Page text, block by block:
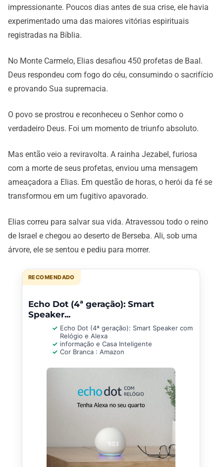
impressionante. Poucos dias antes de sua crise, ele havia
experimentado uma das maiores vitórias espirituais
registradas na Bíblia.
No Monte Carmelo, Elias desafiou 450 profetas de Baal.
Deus respondeu com fogo do céu, consumindo o sacrifício
e provando Sua supremacia.
O povo se prostrou e reconheceu o Senhor como o
verdadeiro Deus. Foi um momento de triunfo absoluto.
Mas então veio a reviravolta. A rainha Jezabel, furiosa
com a morte de seus profetas, enviou uma mensagem
ameaçadora a Elias. Em questão de horas, o herói da fé se
transformou em um fugitivo apavorado.
Elias correu para salvar sua vida. Atravessou todo o reino
de Israel e chegou ao deserto de Berseba. Ali, sob uma
árvore, ele se sentou e pediu para morrer.
RECOMENDADO
Echo Dot (4ª geração): Smart
Speaker...
Echo Dot (4ª geração): Smart Speaker com
Relógio e Alexa
informação e Casa Inteligente
Cor Branca : Amazon